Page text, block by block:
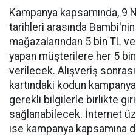
Kampanya kapsamında,
tarihleri arasında
mağazalarından 5 bin TL
yapan müşterilere her 5
verilecek. Alışveriş
kartındaki kodun
gerekli bilgilerle birlikte
sağlanabilecek. İnternet
ise kampanya kapsamına